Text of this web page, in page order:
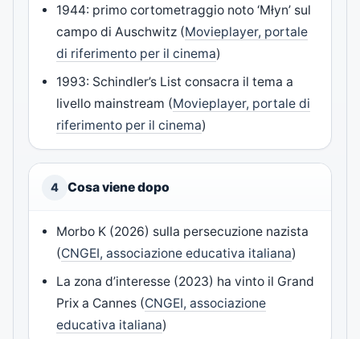
1944: primo cortometraggio noto ‘Młyn’ sul
campo di Auschwitz (Movieplayer, portale
di riferimento per il cinema)
1993: Schindler’s List consacra il tema a
livello mainstream (Movieplayer, portale di
riferimento per il cinema)
4 Cosa viene dopo
Morbo K (2026) sulla persecuzione nazista
(CNGEI, associazione educativa italiana)
La zona d’interesse (2023) ha vinto il Grand
Prix a Cannes (CNGEI, associazione
educativa italiana)